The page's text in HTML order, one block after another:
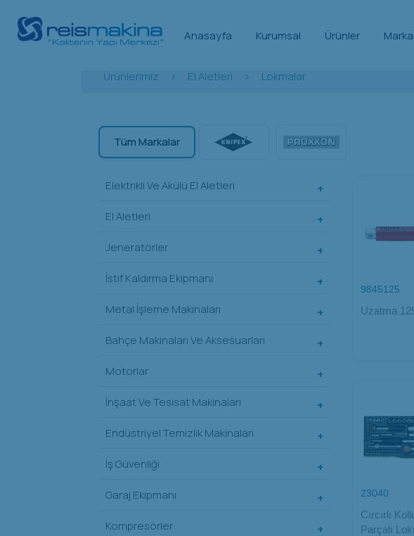
Anasayfa Kurumsal Ürünler
Ürünlerimiz > El Aletleri > Lokmalar
Tüm Markalar
Elektrikli Ve Akülü El Aletleri
El Aletleri
Jeneratörler
İstif Kaldırma Ekipmanı
Metal İşleme Makinaları
Bahçe Makinaları Ve Aksesuarları
Motorlar
İnşaat Ve Tesisat Makinaları
Endüstriyel Temizlik Makinaları
İş Güvenliği
Garaj Ekipmanı
Kompresörler
9845125
Uzatma
23040
Cırcırlı
Parçalı